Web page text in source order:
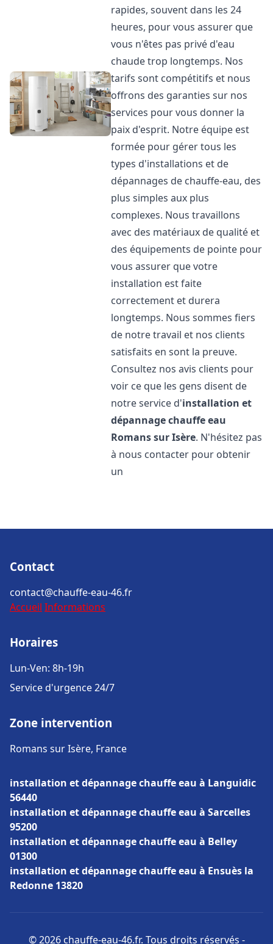
rapides, souvent dans les 24
heures, pour vous assurer que
vous n'êtes pas privé d'eau
chaude trop longtemps. Nos
tarifs sont compétitifs et nous
offrons des garanties sur nos
services pour vous donner la
paix d'esprit. Notre équipe est
formée pour gérer tous les
types d'installations et de
dépannages de chauffe-eau, des
plus simples aux plus
complexes. Nous travaillons
avec des matériaux de qualité et
des équipements de pointe pour
vous assurer que votre
installation est faite
correctement et durera
longtemps. Nous sommes fiers
de notre travail et nos clients
satisfaits en sont la preuve.
Consultez nos avis clients pour
voir ce que les gens disent de
notre service d'installation et
dépannage chauffe eau
Romans sur Isère. N'hésitez pas
à nous contacter pour obtenir
un
Contact
contact@chauffe-eau-46.fr
Accueil Informations
Horaires
Lun-Ven: 8h-19h
Service d'urgence 24/7
Zone intervention
Romans sur Isère, France
installation et dépannage chauffe eau à Languidic
56440
installation et dépannage chauffe eau à Sarcelles
95200
installation et dépannage chauffe eau à Belley
01300
installation et dépannage chauffe eau à Ensuès la
Redonne 13820
© 2026 chauffe-eau-46.fr. Tous droits réservés -